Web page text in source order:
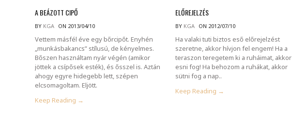
A BEÁZOTT CIPŐ
BY KGA ON 2013/04/10
Vettem másfél éve egy bőrcipőt. Enyhén
„munkásbakancs” stílusú, de kényelmes.
Bőszen használtam nyár végén (amikor
jöttek a csípősek esték), és ősszel is. Aztán
ahogy egyre hidegebb lett, szépen
elcsomagoltam. Eljött.
Keep Reading →
ELŐREJELZÉS
BY KGA ON 2012/07/10
Ha valaki tuti biztos eső előrejelzést
szeretne, akkor hívjon fel engem! Ha a
teraszon teregetem ki a ruháimat, akkor
esni fog! Ha behozom a ruhákat, akkor
sütni fog a nap..
Keep Reading →